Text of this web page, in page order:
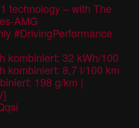
technology – with The
AMG
#DrivingPerformance
kombiniert: 32 kWh/100
kombiniert: 8,7 l/100 km
198 g/km |
]